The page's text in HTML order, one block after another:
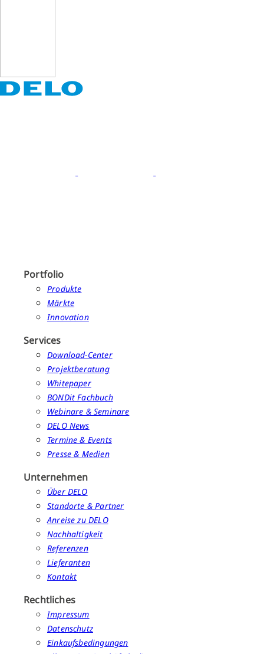
Portfolio
Produkte
Märkte
Innovation
Services
Download-Center
Projektberatung
Whitepaper
BONDit Fachbuch
Webinare & Seminare
DELO News
Termine & Events
Presse & Medien
Unternehmen
Über DELO
Standorte & Partner
Anreise zu DELO
Nachhaltigkeit
Referenzen
Lieferanten
Kontakt
Rechtliches
Impressum
Datenschutz
Einkaufsbedingungen